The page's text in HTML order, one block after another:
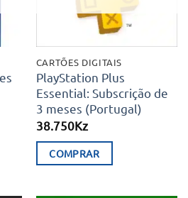
CARTÕES DIGITAIS
PlayStation Plus
Essential: Subscrição de
3 meses (Portugal)
38.750Kz
COMPRAR